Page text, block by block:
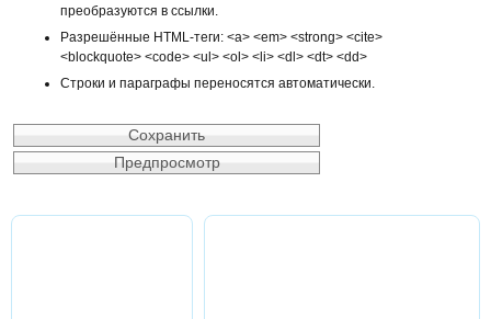
преобразуются в ссылки.
Разрешённые HTML-теги: <a> <em> <strong> <cite>
<blockquote> <code> <ul> <ol> <li> <dl> <dt> <dd>
Строки и параграфы переносятся автоматически.